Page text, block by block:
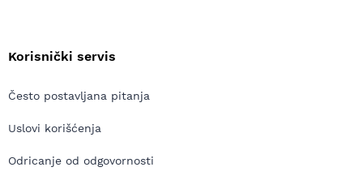
Korisnički servis
Često postavljana pitanja
Uslovi korišćenja
Odricanje od odgovornosti